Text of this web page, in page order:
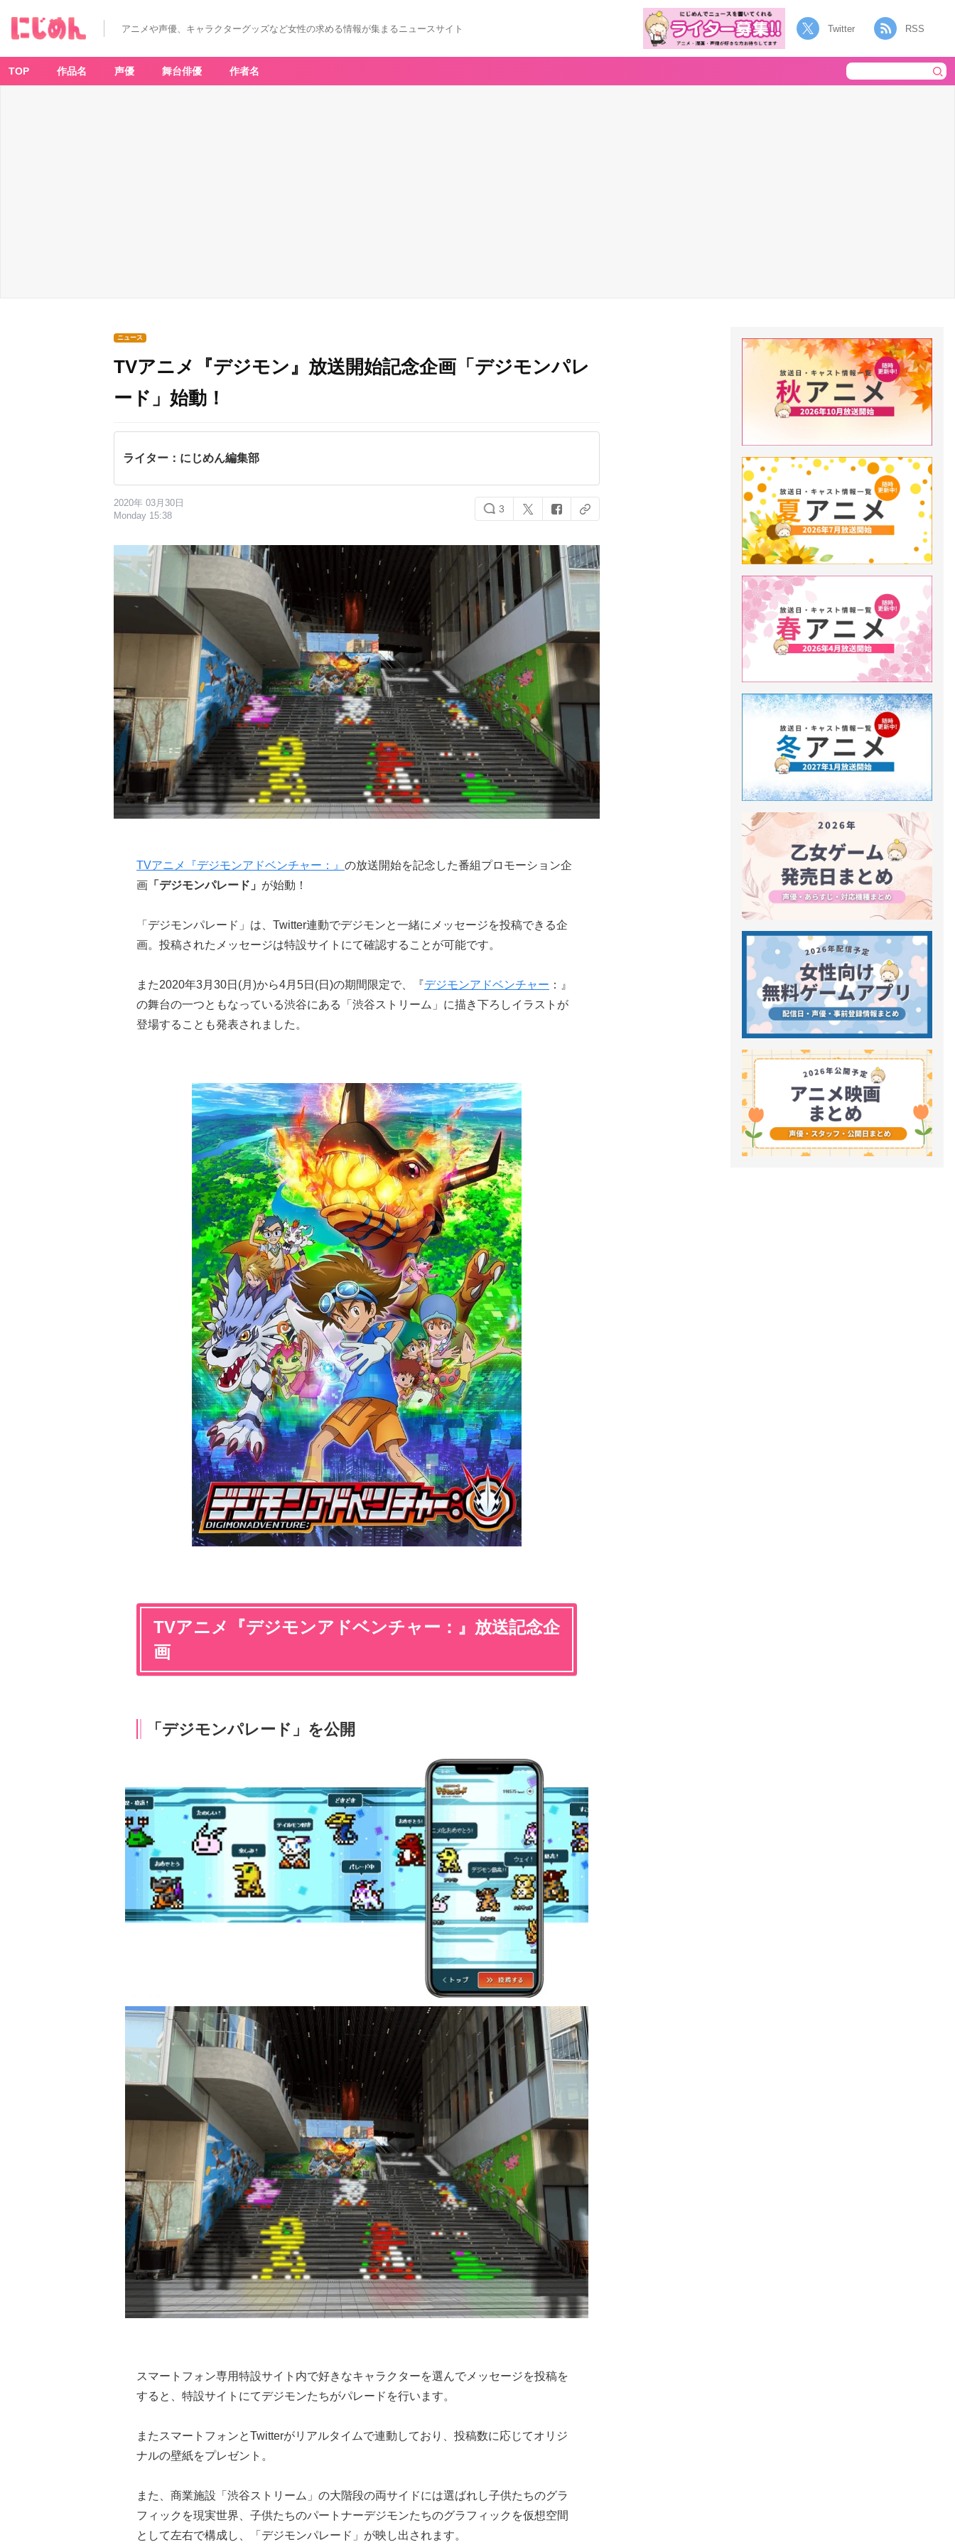
アニメや声優、キャラクターグッズなど女性の求める情報が集まるニュースサイト Twitter RSS
TOP 作品名 声優 舞台俳優 作者名
ニュース
TVアニメ『デジモン』放送開始記念企画「デジモンパレ
ード」始動！
ライター：にじめん編集部
2020年 03月30日
Monday 15:38
3
TVアニメ『デジモンアドベンチャー：』 の放送開始を記念した番組プロモーション企
画 「デジモンパレード」 が始動！
「デジモンパレード」は、Twitter連動でデジモンと一緒にメッセージを投稿できる企
画。投稿されたメッセージは特設サイトにて確認することが可能です。
また2020年3月30日(月)から4月5日(日)の期間限定で、『デジモンアドベンチャー ：』
の舞台の一つともなっている渋谷にある「渋谷ストリーム」に描き下ろしイラストが
登場することも発表されました。
TVアニメ『デジモンアドベンチャー：』放送記念企
画
「デジモンパレード」を公開
スマートフォン専用特設サイト内で好きなキャラクターを選んでメッセージを投稿を
すると、特設サイトにてデジモンたちがパレードを行います。
またスマートフォンとTwitterがリアルタイムで連動しており、投稿数に応じてオリジ
ナルの壁紙をプレゼント。
また、商業施設「渋谷ストリーム」の大階段の両サイドには選ばれし子供たちのグラ
フィックを現実世界、子供たちのパートナーデジモンたちのグラフィックを仮想空間
として左右で構成し、「デジモンパレード」が映し出されます。